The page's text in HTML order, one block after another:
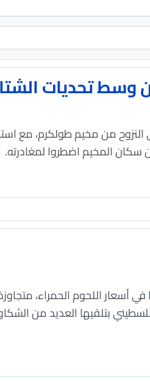
وسط تحديات
الاحتلال الإسرائيلي نحو 1500 عائلة على النزوح من
اللحوم الحمراء،
بتلقيها العديد من